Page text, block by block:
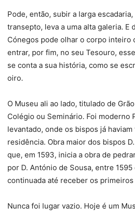
Pode, então, subir a larga
transepto, leva a uma alta galeria. E
Cónegos pode olhar o corpo inteiro
entrar, por fim, no seu Tesouro,
se conta a sua história, como se
oiro.
O Museu ali ao lado, titulado de
Colégio ou Seminário. Foi moderno
levantado, onde os bispos já
residência. Obra maior dos bispos
que, em 1593, inicia a obra de
por D. António de Sousa, entre 1595
continuada até receber os
Nunca foi lugar vazio. Hoje é um